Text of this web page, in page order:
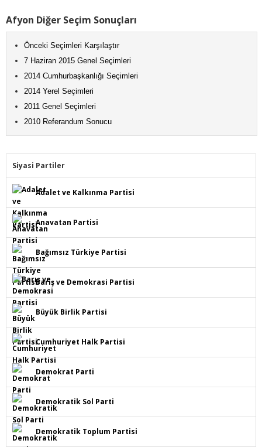
Afyon Diğer Seçim Sonuçları
Önceki Seçimleri Karşılaştır
7 Haziran 2015 Genel Seçimleri
2014 Cumhurbaşkanlığı Seçimleri
2014 Yerel Seçimleri
2011 Genel Seçimleri
2010 Referandum Sonucu
Siyasi Partiler
Adalet ve Kalkınma Partisi
Anavatan Partisi
Bağımsız Türkiye Partisi
Barış ve Demokrasi Partisi
Büyük Birlik Partisi
Cumhuriyet Halk Partisi
Demokrat Parti
Demokratik Sol Parti
Demokratik Toplum Partisi